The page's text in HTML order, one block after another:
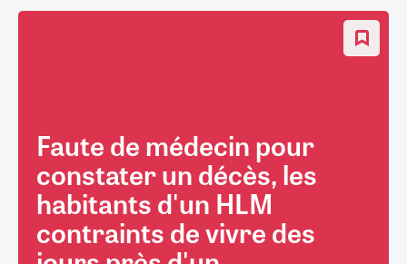
Faute de médecin pour
constater un décès, les
habitants d'un HLM
contraints de vivre des